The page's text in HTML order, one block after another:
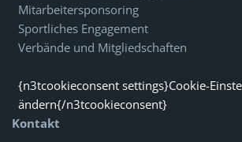
Mitarbeitersponsoring
Sportliches Engagement
Verbände und Mitgliedschaften
{n3tcookieconsent settings}Cookie-
ändern{/n3tcookieconsent}
Kontakt